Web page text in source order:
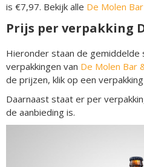
is €7,97. Bekijk alle De Molen
Prijs per verpakking
Hieronder staan de gemiddelde
verpakkingen van De Molen Bar
de prijzen, klik op een
Daarnaast staat er per
de aanbieding is.